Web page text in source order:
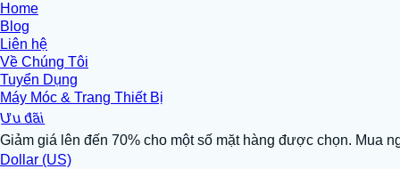
Home
Blog
Liên hệ
Về Chúng Tôi
Tuyển Dụng
Máy Móc & Trang Thiết Bị
đãi
Giảm giá lên đến 70% cho một số mặt hàng được chọn. Mua
Dollar (US)